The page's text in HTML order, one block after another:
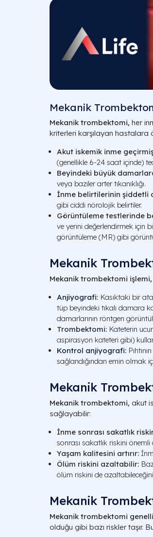
Mekanik
Mekanik trombektomi, her
kriterleri karşılayan hastalara
Akut iskemik inme
(genellikle 6-24 saat içinde)
Beyindeki büyük
veya baziler arter tıkanıklığı.
İnme belirtilerinin şiddetli
gibi ciddi nörolojik belirtiler.
Görüntüleme testlerinde
ve yerini değerlendirmek için
görüntüleme (MR) gibi
Mekanik
Mekanik trombektomi işlemi,
Anjiyografi: Kasıktaki bir
tüp beyindeki tıkalı damara
damarlarının röntgen
Trombektomi: Kateterin
aspirasyon kateteri gibi)
Kontrol anjiyografi:
sağlandığından emin olmak
Mekanik
Mekanik trombektomi, akut
sağlayabilir:
İnme sonrası sakatlık
sonrası sakatlık riskini önemli
Yaşam kalitesini artırır:
Ölüm riskini azaltabilir:
ölüm riskini de
Mekanik
Mekanik trombektomi
olduğu gibi bazı riskler taşır.